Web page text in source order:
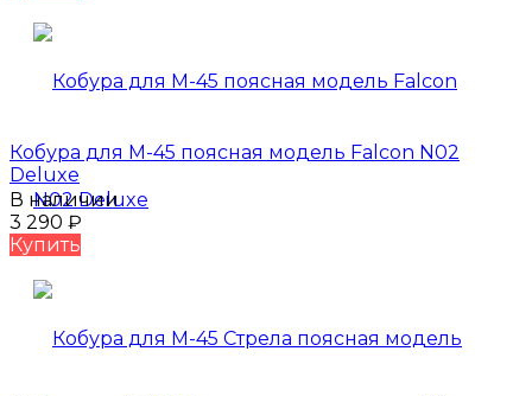
Кобура для М-45 поясная модель Falcon N02
Deluxe
В наличии
3 290 ₽
Купить